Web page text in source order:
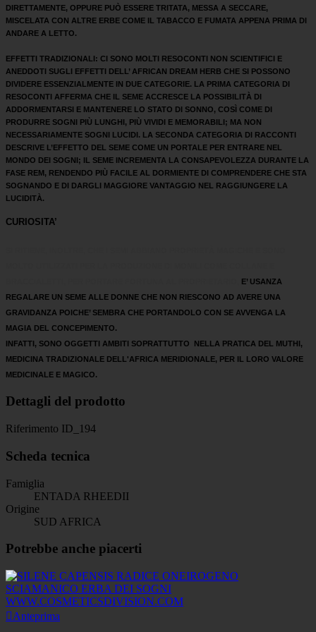
DIRETTAMENTE, OPPURE PUÒ ESSERE TRITATA, MESSA A SECCARE,
MISCELATA CON ALTRE ERBE COME IL TABACCO E FUMATA APPENA PRIMA DI
ANDARE A LETTO.
EFFETTI TRADIZIONALI: CI SONO MOLTI RESOCONTI NON SCIENTIFICI E
ANEDDOTI SUGLI EFFETTI DELL’ AFRICAN DREAM HERB CHE SI POSSONO
DIVIDERE ESSENZIALMENTE IN DUE CATEGORIE. LA PRIMA CATEGORIA DI
RESOCONTI AFFERMA CHE IL SEME ACCRESCE LA POSSIBILITÀ DI
ADDORMENTARSI E MANTENERE LO STATO DI SONNO, COSÌ COME DI
PRODURRE SOGNI PIÙ LUNGHI, PIÙ VIVIDI E MEMORABILI; MA NON
NECESSARIAMENTE SOGNI LUCIDI. LA SECONDA CATEGORIA DI RACCONTI
DESCRIVE L’EFFETTO DEL SEME COME UN PORTALE PER ENTRARE NEL
MONDO DEI SOGNI; IL SEME INCREMENTA LA CONSAPEVOLEZZA DURANTE LA
FASE REM, RENDENDO PIÙ FACILE AL DORMIENTE DI COMPRENDERE CHE STA
SOGNANDO E DI DARGLI MAGGIORE VANTAGGIO NEL RAGGIUNGERE LA
LUCIDITÀ.
CURIOSITA’
E’ USANZA
REGALARE UN SEME ALLE DONNE CHE NON RIESCONO AD AVERE UNA
GRAVIDANZA POICHE’ SEMBRA CHE PORTANDOLO CON SE AVVENGA LA
MAGIA DEL CONCEPIMENTO.
INFATTI, SONO OGGETTI AMBITI SOPRATTUTTO NELLA PRATICA DEL MUTHI,
MEDICINA TRADIZIONALE DELL'AFRICA MERIDIONALE, PER IL LORO VALORE
MEDICINALE E MAGICO.
Dettagli del prodotto
Riferimento ID_194
Scheda tecnica
Famiglia
ENTADA RHEEDII
Origine
SUD AFRICA
Potrebbe anche piacerti
Anteprima